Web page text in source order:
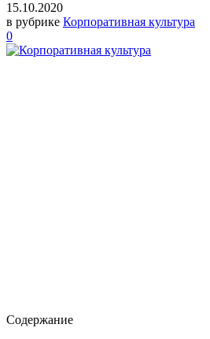
15.10.2020
в рубрике Корпоративная культура
0
Содержание